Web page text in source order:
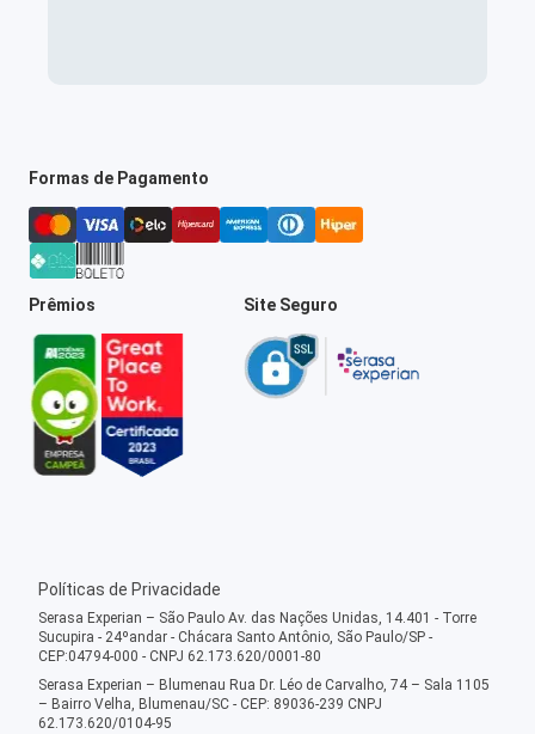
Formas de Pagamento
Prêmios Site Seguro
Políticas de Privacidade
Serasa Experian – São Paulo Av. das Nações Unidas, 14.401 - Torre
Sucupira - 24ºandar - Chácara Santo Antônio, São Paulo/SP -
CEP:04794-000 - CNPJ 62.173.620/0001-80
Serasa Experian – Blumenau Rua Dr. Léo de Carvalho, 74 – Sala 1105
– Bairro Velha, Blumenau/SC - CEP: 89036-239 CNPJ
62.173.620/0104-95